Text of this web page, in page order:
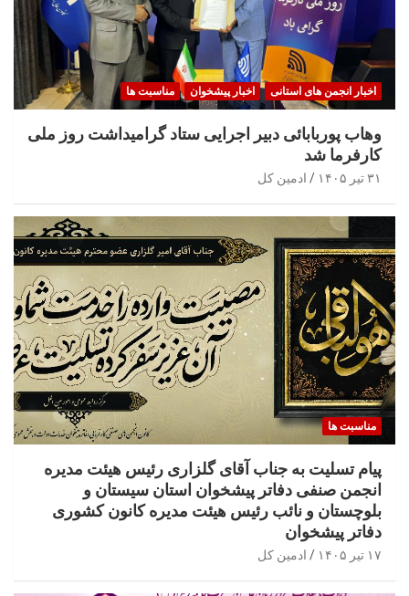
اخبار انجمن های استانی اخبار پیشخوان مناسبت ها
وهاب پوربابائی دبیر اجرایی ستاد گرامیداشت روز ملی
کارفرما شد
۳۱ تیر ۱۴۰۵ ادمین کل
مناسبت ها
پیام تسلیت به جناب آقای گلزاری رئیس هیئت مدیره
انجمن صنفی دفاتر پیشخوان استان سیستان و
بلوچستان و نائب رئیس هیئت مدیره کانون کشوری
دفاتر پیشخوان
۱۷ تیر ۱۴۰۵ ادمین کل